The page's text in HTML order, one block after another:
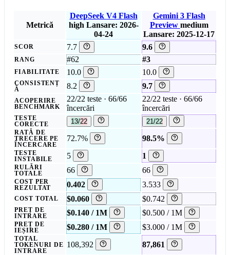
Metrică
DeepSeek V4 Flash
high Lansare: 2026-
04-24
Gemini 3 Flash
Preview medium
Lansare: 2025-12-17
SCOR 7.7 9.6
RANG #62 #3
FIABILITATE 10.0 10.0
CONSISTENȚ
Ă
8.2 9.7
ACOPERIRE
BENCHMARK
22/22 teste · 66/66
încercări
22/22 teste · 66/66
încercări
TESTE
CORECTE
13/22 21/22
RATĂ DE
TRECERE PE
ÎNCERCARE
72.7% 98.5%
TESTE
INSTABILE
5 1
RULĂRI
TOTALE
66 66
COST PER
REZULTAT
0.402 3.533
COST TOTAL $0.060 $0.742
PREȚ DE
INTRARE
$0.140 / 1M $0.500 / 1M
PREȚ DE
IEȘIRE
$0.280 / 1M $3.000 / 1M
TOTAL
TOKENURI DE
INTRARE
108,392 87,861